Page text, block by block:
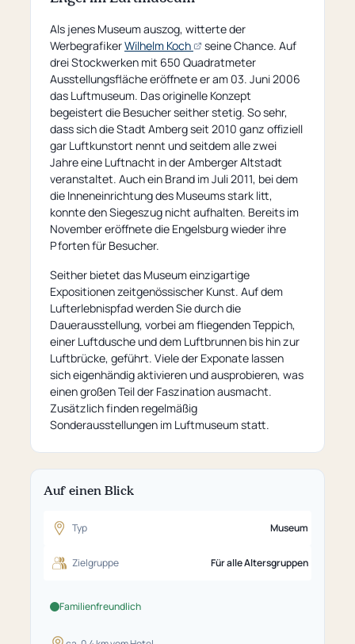
Als jenes Museum auszog, witterte der
WerbegrafikerWilhelm Koch
(öffnet
externe
Seite)
seine Chance. Auf
drei Stockwerken mit 650 Quadratmeter
Ausstellungsfläche eröffnete er am 03. Juni 2006
das Luftmuseum. Das originelle Konzept
begeistert die Besucher seither stetig. So sehr,
dass sich die Stadt Amberg seit 2010 ganz offiziell
gar Luftkunstort nennt und seitdem alle zwei
Jahre eine Luftnacht in der Amberger Altstadt
veranstaltet. Auch ein Brand im Juli 2011, bei dem
die Inneneinrichtung des Museums stark litt,
konnte den Siegeszug nicht aufhalten. Bereits im
November eröffnete die Engelsburg wieder ihre
Pforten für Besucher.
Seither bietet das Museum einzigartige
Expositionen zeitgenössischer Kunst. Auf dem
Lufterlebnispfad werden Sie durch die
Dauerausstellung, vorbei am fliegenden Teppich,
einer Luftdusche und dem Luftbrunnen bis hin zur
Luftbrücke, geführt. Viele der Exponate lassen
sich eigenhändig aktivieren und ausprobieren, was
einen großen Teil der Faszination ausmacht.
Zusätzlich finden regelmäßig
Sonderausstellungen im Luftmuseum statt.
Auf einen Blick
Typ Museum
Zielgruppe Für alle Altersgruppen
Familienfreundlich